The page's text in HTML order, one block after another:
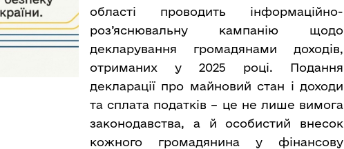
області проводить інформаційно-
роз’яснювальну кампанію щодо
декларування громадянами доходів,
отриманих у 2025 році. Подання
декларації про майновий стан і доходи
та сплата податків – це не лише вимога
законодавства, а й особистий внесок
кожного громадянина у фінансову